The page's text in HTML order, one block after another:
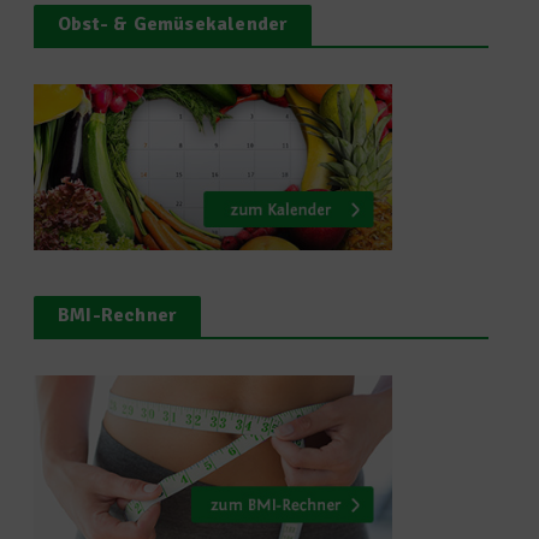
Obst- & Gemüsekalender
BMI-Rechner